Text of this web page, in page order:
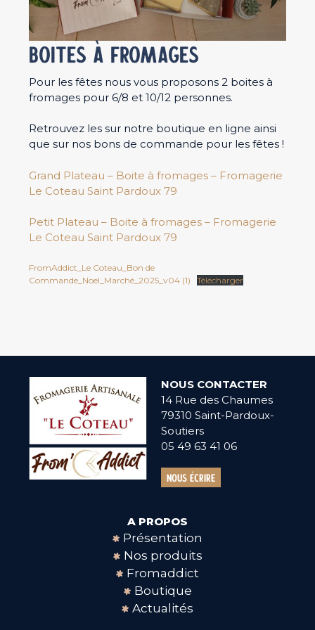
BOITES À FROMAGES
Pour les fêtes nous vous proposons 2 boites à
fromages pour 6/8 et 10/12 personnes.
Retrouvez les sur notre boutique en ligne ainsi
que sur nos bons de commande pour les fêtes !
Grand Plateau – Boite à fromages – Fromagerie
Le Coteau Saint Pardoux 79
Petit Plateau – Boite à fromages – Fromagerie
Le Coteau Saint Pardoux 79
FromAddict_Le Coteau_Bon de
Commande_Noel_Marché_2025_v04 (1)
Télécharger
NOUS CONTACTER
14 Rue des Chaumes
79310 Saint-Pardoux-
Soutiers
05 49 63 41 06
Nous écrire
A PROPOS
Présentation
Nos produits
Fromaddict
Boutique
Actualités